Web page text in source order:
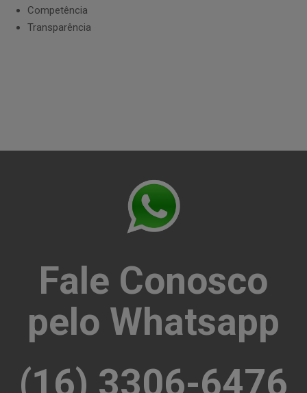
Competência
Transparência
Fale Conosco
pelo Whatsapp
(16) 3306-6476